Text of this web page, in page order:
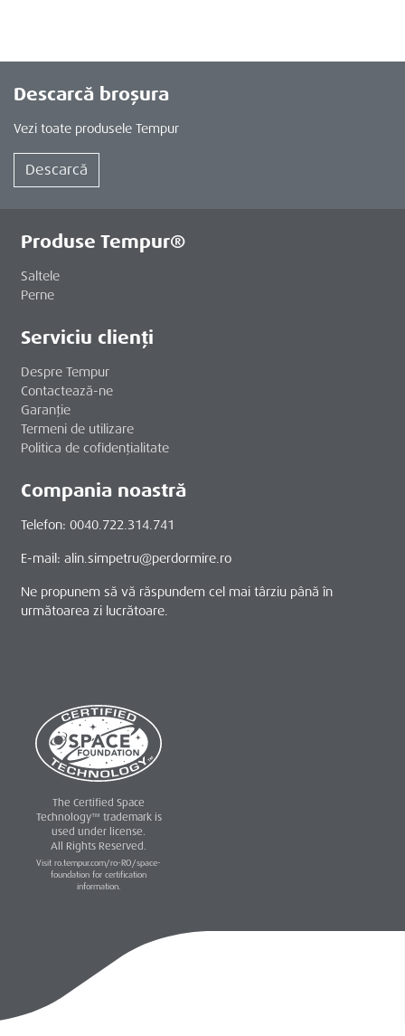
Descarcă broșura
Vezi toate produsele Tempur
Descarcă
Produse Tempur®
Saltele
Perne
Serviciu clienți
Despre Tempur
Contactează-ne
Garanție
Termeni de utilizare
Politica de cofidențialitate
Compania noastră
Telefon: 0040.722.314.741
E-mail: alin.simpetru@perdormire.ro
Ne propunem să vă răspundem cel mai târziu până în
următoarea zi lucrătoare.
The Certified Space
Technology™ trademark is
used under license.
All Rights Reserved.
Visit ro.tempur.com/ro-RO/space-
foundation for certification
information.